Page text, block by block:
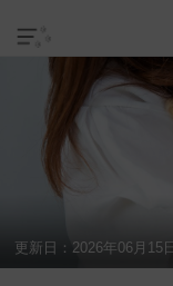
更新日： 2026年06月15